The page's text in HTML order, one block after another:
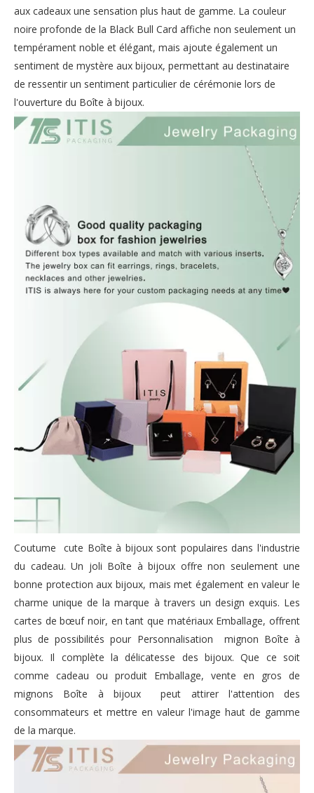
aux cadeaux une sensation plus haut de gamme. La couleur
noire profonde de la Black Bull Card affiche non seulement un
tempérament noble et élégant, mais ajoute également un
sentiment de mystère aux bijoux, permettant au destinataire
de ressentir un sentiment particulier de cérémonie lors de
l'ouverture du Boîte à bijoux.
Coutume cute Boîte à bijoux sont populaires dans l'industrie
du cadeau. Un joli Boîte à bijoux offre non seulement une
bonne protection aux bijoux, mais met également en valeur le
charme unique de la marque à travers un design exquis. Les
cartes de bœuf noir, en tant que matériaux Emballage, offrent
plus de possibilités pour Personnalisation mignon Boîte à
bijoux. Il complète la délicatesse des bijoux. Que ce soit
comme cadeau ou produit Emballage, vente en gros de
mignons Boîte à bijoux peut attirer l'attention des
consommateurs et mettre en valeur l'image haut de gamme
de la marque.